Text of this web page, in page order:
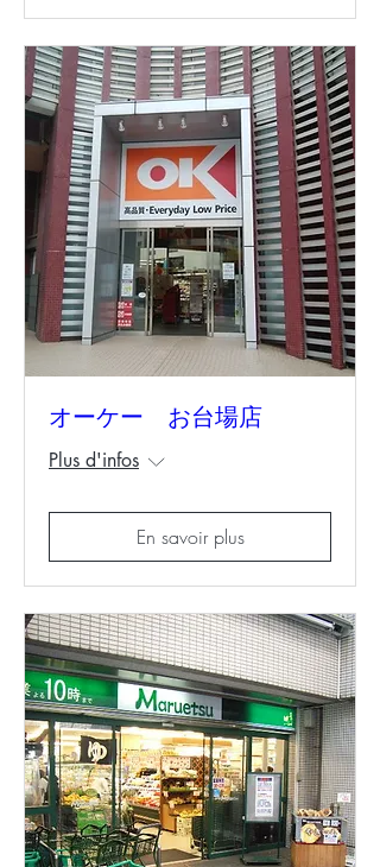
オーケー お台場店
Plus d'infos
En savoir plus